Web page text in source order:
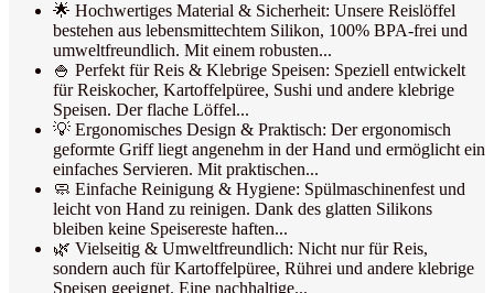
🌟 Hochwertiges Material & Sicherheit: Unsere Reislöffel
bestehen aus lebensmittechtem Silikon, 100% BPA-frei und
umweltfreundlich. Mit einem robusten...
🍚 Perfekt für Reis & Klebrige Speisen: Speziell entwickelt
für Reiskocher, Kartoffelpüree, Sushi und andere klebrige
Speisen. Der flache Löffel...
💡 Ergonomisches Design & Praktisch: Der ergonomisch
geformte Griff liegt angenehm in der Hand und ermöglicht ein
einfaches Servieren. Mit praktischen...
🧼 Einfache Reinigung & Hygiene: Spülmaschinenfest und
leicht von Hand zu reinigen. Dank des glatten Silikons
bleiben keine Speisereste haften...
🌿 Vielseitig & Umweltfreundlich: Nicht nur für Reis,
sondern auch für Kartoffelpüree, Rührei und andere klebrige
Speisen geeignet. Eine nachhaltige...